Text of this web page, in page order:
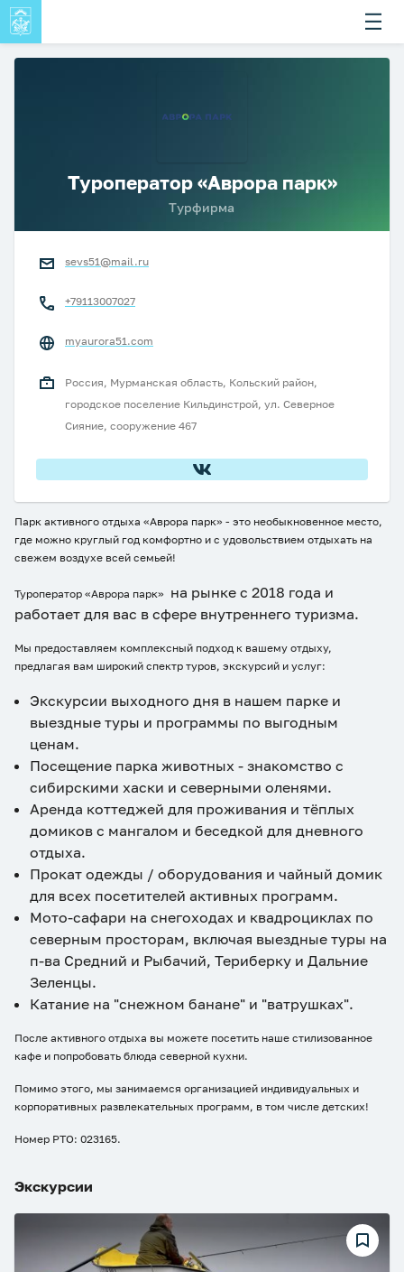
Туроператор «Аврора парк»
Турфирма
sevs51@mail.ru
+79113007027
myaurora51.com
Россия, Мурманская область, Кольский район,
городское поселение Кильдинстрой, ул. Северное
Сияние, сооружение 467
Парк активного отдыха «Аврора парк» - это необыкновенное место,
где можно круглый год комфортно и с удовольствием отдыхать на
свежем воздухе всей семьей!
Туроператор «Аврора парк» на рынке с 2018 года и
работает для вас в сфере внутреннего туризма.
Мы предоставляем комплексный подход к вашему отдыху,
предлагая вам широкий спектр туров, экскурсий и услуг:
Экскурсии выходного дня в нашем парке и
выездные туры и программы по выгодным
ценам.
Посещение парка животных - знакомство с
сибирскими хаски и северными оленями.
Аренда коттеджей для проживания и тёплых
домиков с мангалом и беседкой для дневного
отдыха.
Прокат одежды / оборудования и чайный домик
для всех посетителей активных программ.
Мото-сафари на снегоходах и квадроциклах по
северным просторам, включая выездные туры на
п-ва Средний и Рыбачий, Териберку и Дальние
Зеленцы.
Катание на "снежном банане" и "ватрушках".
После активного отдыха вы можете посетить наше стилизованное
кафе и попробовать блюда северной кухни.
Помимо этого, мы занимаемся организацией индивидуальных и
корпоративных развлекательных программ, в том числе детских!
Номер РТО: 023165.
Экскурсии